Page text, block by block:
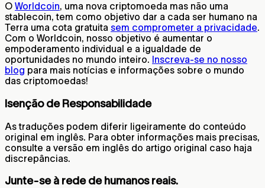
O‍ Worldcoin, uma nova criptomoeda mas não uma
stablecoin, tem como objetivo dar a cada ser humano na
Terra uma cota gratuita sem comprometer a privacidade.
Com o Worldcoin, nosso objetivo é aumentar o
empoderamento individual e a igualdade de
oportunidades no mundo inteiro. Inscreva-se no nosso
blog para mais notícias e informações sobre o mundo
das criptomoedas!
Isenção de Responsabilidade
As traduções podem diferir ligeiramente do conteúdo
original em inglês. Para obter informações mais precisas,
consulte a versão em inglês do artigo original caso haja
discrepâncias.
Junte-se à rede de humanos reais.